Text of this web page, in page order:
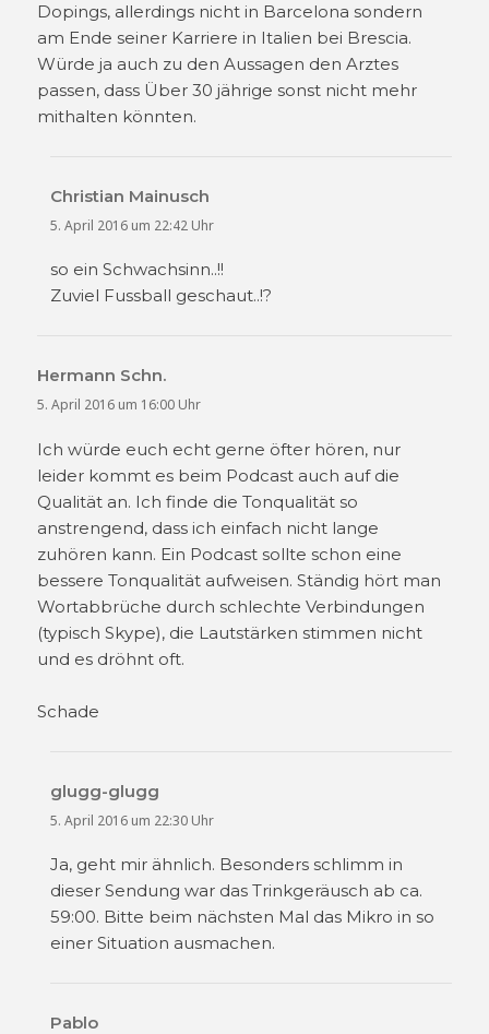
Dopings, allerdings nicht in Barcelona sondern
am Ende seiner Karriere in Italien bei Brescia.
Würde ja auch zu den Aussagen den Arztes
passen, dass Über 30 jährige sonst nicht mehr
mithalten könnten.
Christian Mainusch
5. April 2016 um 22:42 Uhr
so ein Schwachsinn..!!
Zuviel Fussball geschaut..!?
Hermann Schn.
5. April 2016 um 16:00 Uhr
Ich würde euch echt gerne öfter hören, nur
leider kommt es beim Podcast auch auf die
Qualität an. Ich finde die Tonqualität so
anstrengend, dass ich einfach nicht lange
zuhören kann. Ein Podcast sollte schon eine
bessere Tonqualität aufweisen. Ständig hört man
Wortabbrüche durch schlechte Verbindungen
(typisch Skype), die Lautstärken stimmen nicht
und es dröhnt oft.
Schade
glugg-glugg
5. April 2016 um 22:30 Uhr
Ja, geht mir ähnlich. Besonders schlimm in
dieser Sendung war das Trinkgeräusch ab ca.
59:00. Bitte beim nächsten Mal das Mikro in so
einer Situation ausmachen.
Pablo